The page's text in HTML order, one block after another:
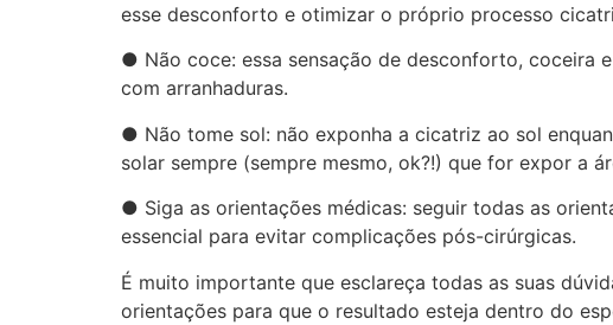
esse desconforto e otimizar o próprio processo
● Não coce: essa sensação de desconforto, coceira
com arranhaduras.
● Não tome sol: não exponha a cicatriz ao sol
solar sempre (sempre mesmo, ok?!) que for expor a
● Siga as orientações médicas: seguir todas as
essencial para evitar complicações pós-cirúrgicas.
É muito importante que esclareça todas as suas
orientações para que o resultado esteja dentro do